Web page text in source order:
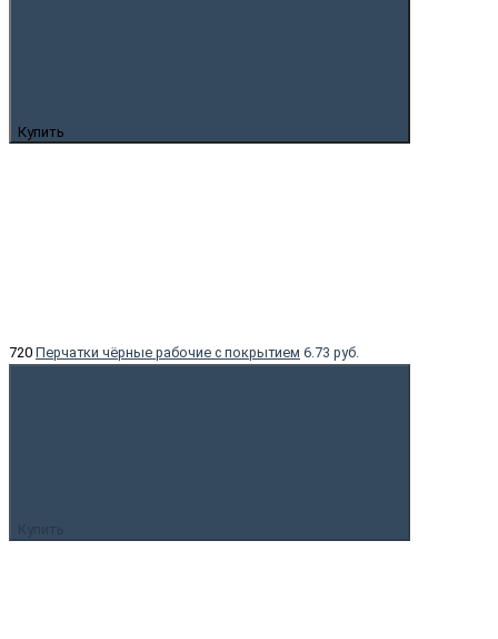
Купить
720 Перчатки чёрные рабочие с покрытием 6.73 руб.
Купить